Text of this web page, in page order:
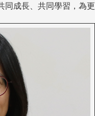
同成長、共同學習，為更